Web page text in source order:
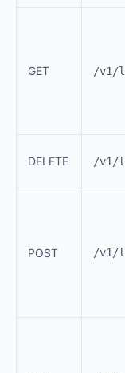
GET /v1/
DELETE /v1/
POST /v1/